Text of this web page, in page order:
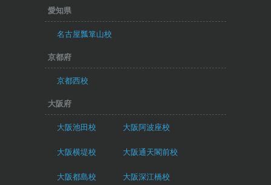
愛知県
名古屋瓢箪山校
京都府
京都西校
大阪府
大阪池田校 大阪阿波座校
大阪横堤校 大阪通天閣前校
大阪都島校 大阪深江橋校